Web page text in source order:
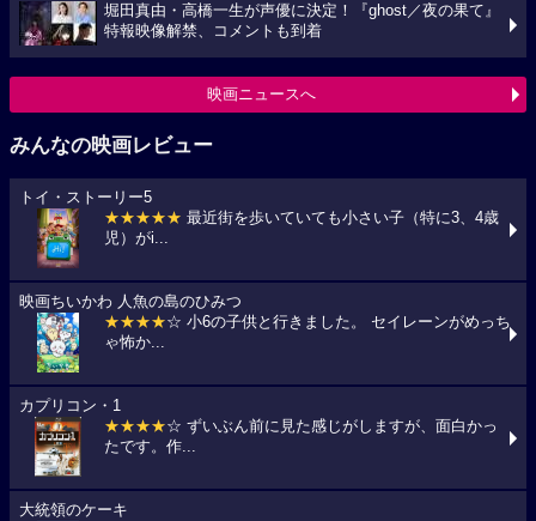
堀田真由・高橋一生が声優に決定！『ghost／夜の果て』
特報映像解禁、コメントも到着
映画ニュースへ
みんなの映画レビュー
トイ・ストーリー5
★★★★★ 最近街を歩いていても小さい子（特に3、4歳
児）がi...
映画ちいかわ 人魚の島のひみつ
★★★★☆ 小6の子供と行きました。 セイレーンがめっち
ゃ怖か...
カプリコン・1
★★★★☆ ずいぶん前に見た感じがしますが、面白かっ
たです。作...
大統領のケーキ